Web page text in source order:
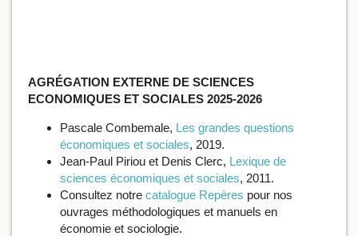
AGRÉGATION EXTERNE DE SCIENCES
ECONOMIQUES ET SOCIALES 2025-2026
Pascale Combemale, Les grandes questions
économiques et sociales, 2019.
Jean-Paul Piriou et Denis Clerc, Lexique de
sciences économiques et sociales, 2011.
Consultez notre catalogue Repères pour nos
ouvrages méthodologiques et manuels en
économie et sociologie.